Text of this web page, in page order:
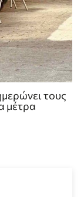
τους
μέτρα